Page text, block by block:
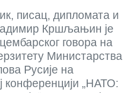
писац, дипломата и
Кршљањин је
говора на
Министарства
Русије на
конференцији „НАТО: